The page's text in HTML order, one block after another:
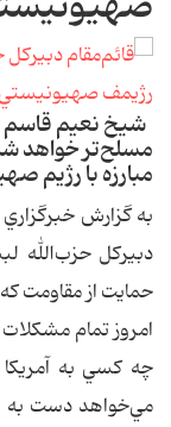
شيخ نعيم قاسم
مسلح‌تر خواهد
مبارزه با رژيم
به گزارش
دبيركل حزب‌الله
حمايت از مقاومت
امروز تمام
چه كسي به
مي‌خواهد دست به